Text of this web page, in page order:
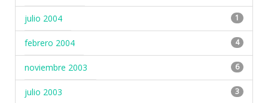
julio 2004 1
febrero 2004 4
noviembre 2003 6
julio 2003 3